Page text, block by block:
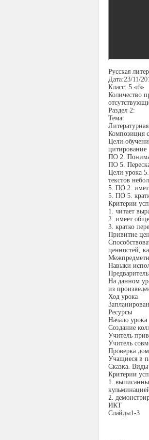
Русская
Дата:23/11/
Класс: 5 «б»
Количество
Раздел 2:
Тема:
Композиция
Цели
цитирование
ПО 2.
ПО 5.
Цели урока
текстов
5. ПО 2.
5. ПО 5.
Критерии
1. читает
2. имеет
3. кратко
Привитие
ценностей,
Навыки
На данном
из
Ход урока
Ресурсы
Начало урока
Создание
Учитель
Учитель
Проверка
Учащиеся в
Сказка. Виды
Критерии
1.
2.
ИКТ
Слайды1-3